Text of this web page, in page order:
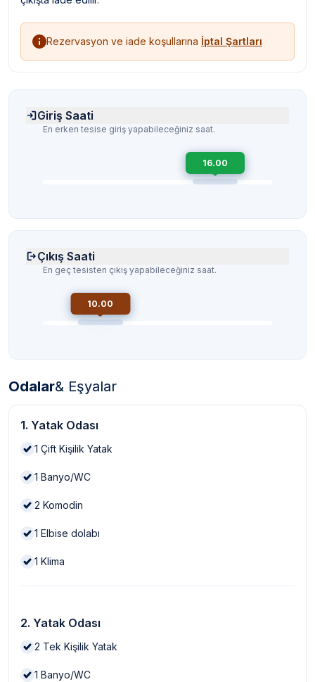
Rezervasyon ve iade koşullarına İptal Şartları
Giriş Saati
En erken tesise giriş yapabileceğiniz saat.
16.00
Çıkış Saati
En geç tesisten çıkış yapabileceğiniz saat.
10.00
Odalar& Eşyalar
1. Yatak Odası
1 Çift Kişilik Yatak
1 Banyo/WC
2 Komodin
1 Elbise dolabı
1 Klima
2. Yatak Odası
2 Tek Kişilik Yatak
1 Banyo/WC